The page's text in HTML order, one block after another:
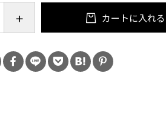
れば、セット内のお箸2膳以外
拭き漆が可能です。
なったら堤淺吉漆店オフィシャル
として色漆の拭き漆もおすすめで
カートに入れる